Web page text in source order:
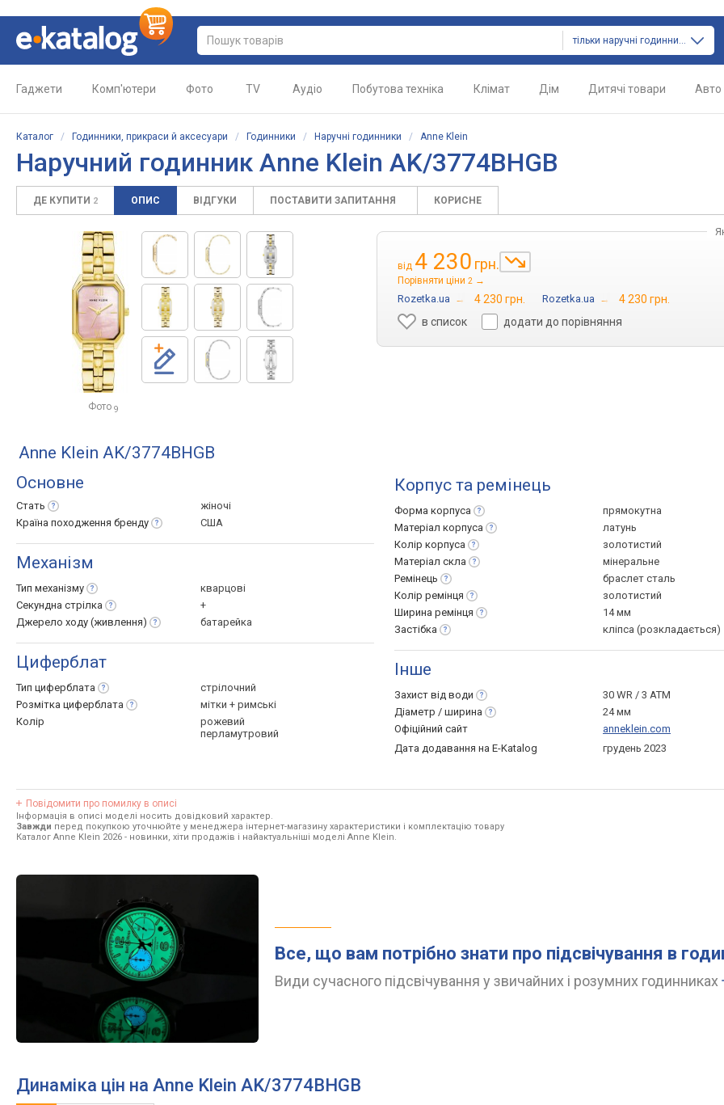
тільки наручні годинники
Гаджети Комп'ютери Фото TV Аудіо Побутова техніка Клімат Дім Дитячі товари Авто
Каталог / Годинники, прикраси й аксесуари / Годинники / Наручні годинники / Anne Klein
Наручний годинник Anne Klein AK/3774BHGB
ДЕ КУПИТИ 2 ОПИС ВІДГУКИ ПОСТАВИТИ ЗАПИТАННЯ КОРИСНЕ
Фото 9
від 4 230 грн.
Порівняти ціни 2 →
Rozetka.ua → 4 230 грн. Rozetka.ua →
4 230 грн.
в список
додати до порівняння
Anne Klein AK/3774BHGB
Основне
Стать
жіночі
Країна походження бренду США
Механізм
Тип механізму
кварцові
Секундна стрілка
+
Джерело ходу (живлення) батарейка
Циферблат
Тип циферблата
стрілочний
Розмітка циферблата
мітки + римські
Колір
рожевий
перламутровий
Корпус та ремінець
Форма корпуса
прямокутна
Матеріал корпуса
латунь
Колір корпуса
золотистий
Матеріал скла
мінеральне
Ремінець
браслет сталь
Колір ремінця
золотистий
Ширина ремінця
14 мм
Застібка
кліпса (розкладається)
Інше
Захист від води
30 WR / 3 ATM
Діаметр / ширина
24 мм
Офіційний сайт
anneklein.com
Дата додавання на E-Katalog
грудень 2023
Повідомити про помилку в описі
Інформація в описі моделі носить довідковий характер.
Завжди перед покупкою уточнюйте у менеджера інтернет-магазину характеристики і комплектацію товару
Каталог Anne Klein 2026 - новинки, хіти продажів і найактуальніші моделі Anne Klein.
Все, що вам потрібно знати про підсвічування в
Види сучасного підсвічування у звичайних і розумних годинниках
Динаміка цін на Anne Klein AK/3774BHGB